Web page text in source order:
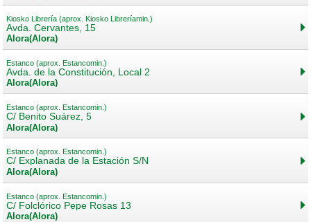
Kiosko Librería (aprox. Kiosko Libreríamin.)
Avda. Cervantes, 15
Álora(Álora)
Estanco (aprox. Estancomin.)
Avda. de la Constitución, Local 2
Álora(Álora)
Estanco (aprox. Estancomin.)
C/ Benito Suárez, 5
Álora(Álora)
Estanco (aprox. Estancomin.)
C/ Explanada de la Estación S/N
Álora(Álora)
Estanco (aprox. Estancomin.)
C/ Folclórico Pepe Rosas 13
Álora(Álora)